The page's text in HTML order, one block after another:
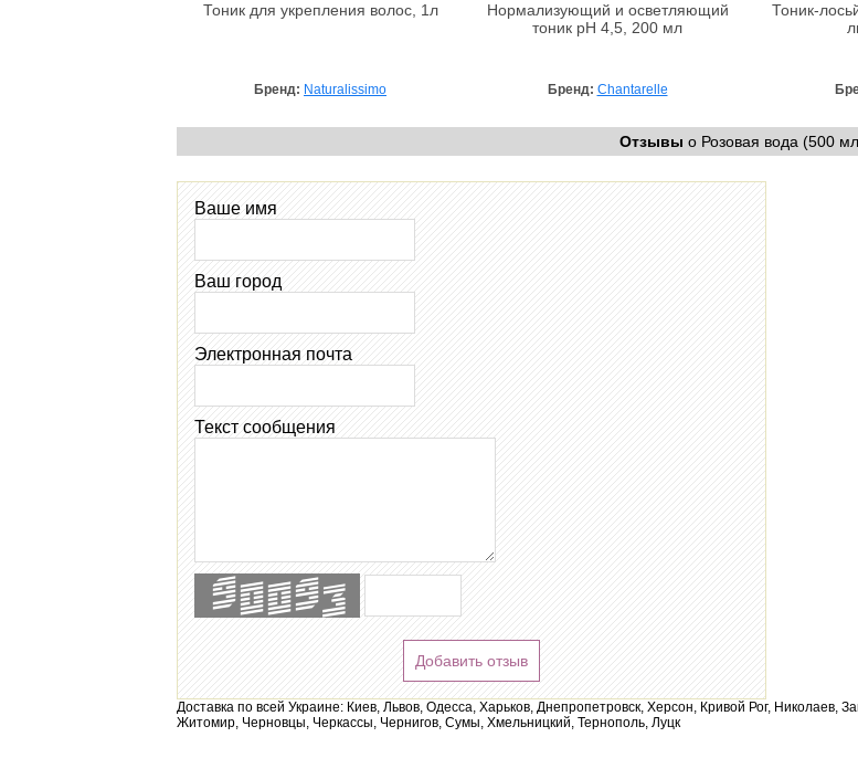
Тоник для укрепления волос, 1л
Бренд: Naturalissimo
Нормализующий и осветляющий
тоник рН 4,5, 200 мл
Бренд: Chantarelle
Тоник-
Отзывы о Розовая вода (500
Ваше имя
Ваш город
Электронная почта
Текст сообщения
Добавить отзыв
Доставка по всей Украине: Киев, Львов, Одесса, Харьков, Днепропетровск, Херсон, Кривой Рог, Николаев,
Житомир, Черновцы, Черкассы, Чернигов, Сумы, Хмельницкий, Тернополь, Луцк